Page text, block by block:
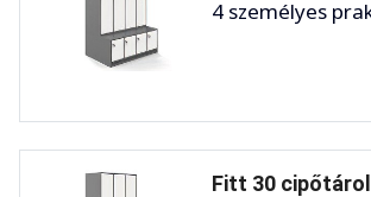
4 személyes
Fitt 30